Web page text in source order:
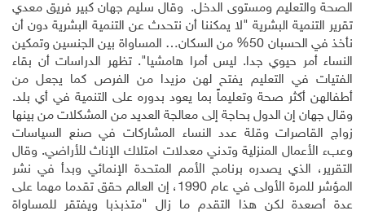
الصحة والتعليم ومستوى الدخل. وقال سليم جهان كبير فريق معدي
تقرير التنمية البشرية "لا يمكننا أن نتحدث عن التنمية البشرية دون أن
نأخذ في الحسبان 50% من السكان… المساواة بين الجنسين وتمكين
النساء أمر حيوي جدا. ليس أمرا هامشيا". تظهر الدراسات أن بقاء
الفتيات في التعليم يفتح لهن مزيدا من الفرص كما يجعل من
أطفالهن أكثر صحة وتعليماً بما يعود بدوره على التنمية في أي بلد.
وقال جهان إن الدول بحاجة إلى معالجة العديد من المشكلات من بينها
زواج القاصرات وقلة عدد النساء المشاركات في صنع السياسات
وعبء الأعمال المنزلية وتدني معدلات امتلاك الإناث للأراضي. وقال
التقرير، الذي يصدره برنامج الأمم المتحدة الإنمائي وبدأ في نشر
المؤشر للمرة الأولى في عام 1990، إن العالم حقق تقدما مهما على
عدة أصعدة لكن هذا التقدم ما زال "متذبذبا ويفتقر للمساواة